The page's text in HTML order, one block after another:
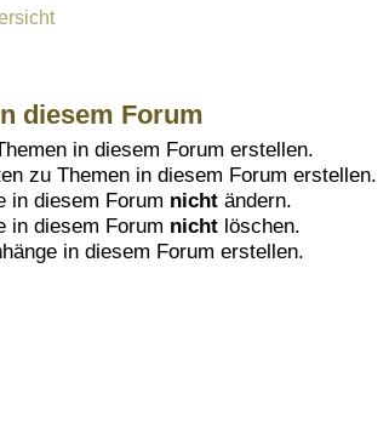
diesem Forum
in diesem Forum erstellen.
zu Themen in diesem Forum erstellen.
in diesem Forum nicht ändern.
in diesem Forum nicht löschen.
in diesem Forum erstellen.